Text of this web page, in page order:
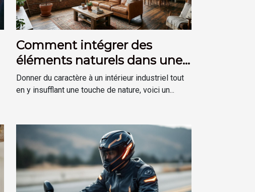
Comment intégrer des
éléments naturels dans une
décoration de style industriel
?
Donner du caractère à un intérieur industriel tout
en y insufflant une touche de nature, voici un...